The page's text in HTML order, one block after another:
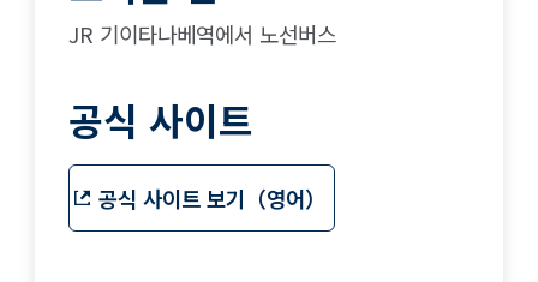
JR 기이타나베역에서 노선버스
공식 사이트
공식 사이트 보기（영어）